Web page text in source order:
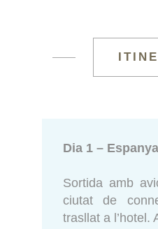
Dia 1 –
Sortida amb
ciutat de
trasllat a l’hotel.